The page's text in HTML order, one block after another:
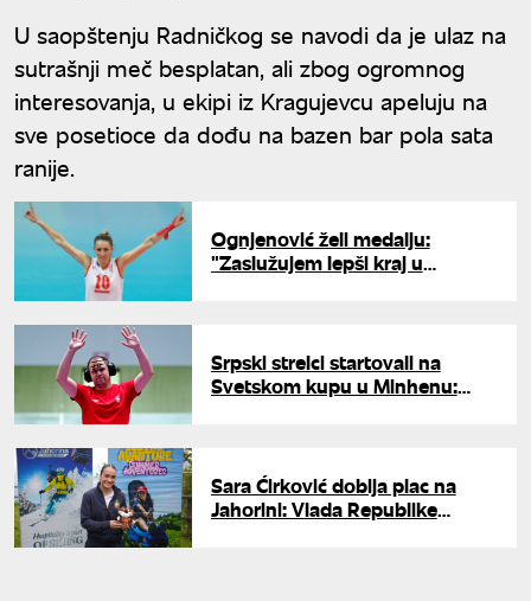
U saopštenju Radničkog se navodi da je ulaz na
sutrašnji meč besplatan, ali zbog ogromnog
interesovanja, u ekipi iz Kragujevcu apeluju na
sve posetioce da dođu na bazen bar pola sata
ranije.
Ognjenović želi medalju:
"Zaslužujem lepši kraj u
Srpski strelci startovali na
Svetskom kupu u Minhenu:
Sara Ćirković dobija plac na
Jahorini: Vlada Republike